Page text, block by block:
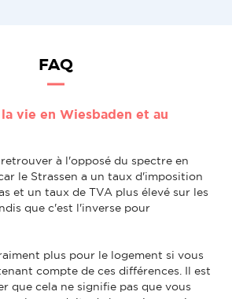
FAQ
vie en Wiesbaden et au
à l'opposé du spectre en
le Strassen a un taux d'imposition
et un taux de TVA plus élevé sur les
que c'est l'inverse pour
plus pour le logement si vous
compte de ces différences. Il est
que cela ne signifie pas que vous